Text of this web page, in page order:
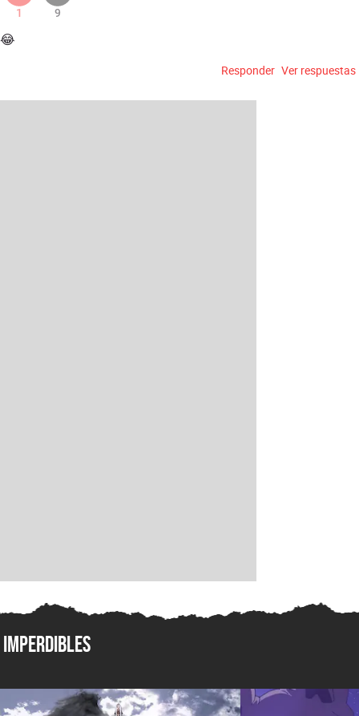
1 9
😂
Responder Ver respuestas
Imperdibles